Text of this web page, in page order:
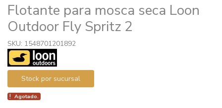
Flotante para mosca seca Loon
Outdoor Fly Spritz 2
SKU: 1548701201892
Stock por sucursal
Agotado.